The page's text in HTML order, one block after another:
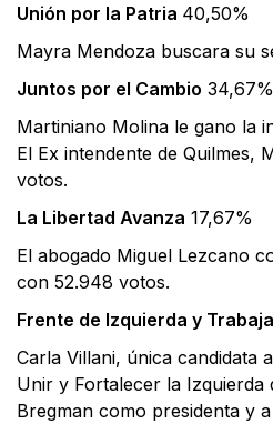
Unión por la Patria 40,50%
Mayra Mendoza buscara su
Juntos por el Cambio 34,67%
Martiniano Molina le gano la
El Ex intendente de Quilmes,
votos.
La Libertad Avanza 17,67%
El abogado Miguel Lezcano
con 52.948 votos.
Frente de Izquierda y
Carla Villani, única candidata
Unir y Fortalecer la Izquierda
Bregman como presidenta y